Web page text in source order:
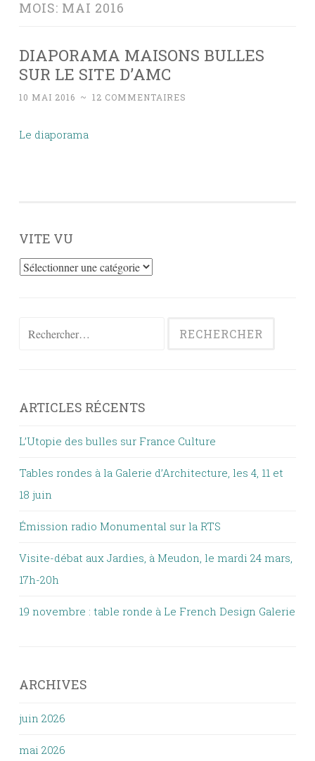
MOIS: MAI 2016
DIAPORAMA MAISONS BULLES
SUR LE SITE D’AMC
10 MAI 2016 ~ 12 COMMENTAIRES
Le diaporama
VITE VU
Vite
Rechercher :
ARTICLES RÉCENTS
L’Utopie des bulles sur France Culture
Tables rondes à la Galerie d’Architecture, les 4, 11 et
18 juin
Émission radio Monumental sur la RTS
Visite-débat aux Jardies, à Meudon, le mardi 24 mars,
17h-20h
19 novembre : table ronde à Le French Design Galerie
ARCHIVES
juin 2026
mai 2026